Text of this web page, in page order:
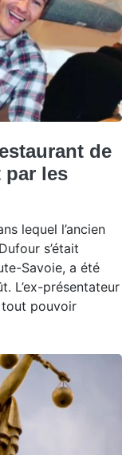
de
par les
lequel l’ancien
s’était
Savoie, a été
L’ex-présentateur
tout pouvoir